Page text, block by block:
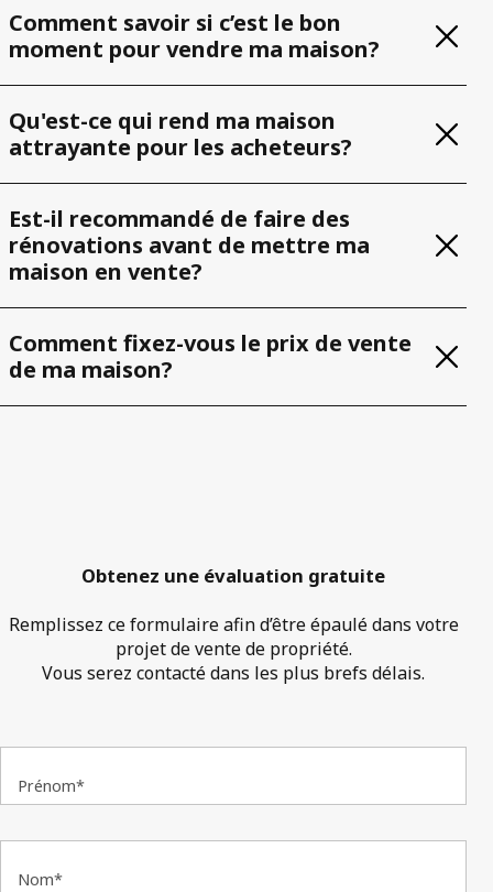
Comment savoir si c’est le bon
moment pour vendre ma maison?
Qu'est-ce qui rend ma maison
attrayante pour les acheteurs?
Est-il recommandé de faire des
rénovations avant de mettre ma
maison en vente?
Comment fixez-vous le prix de vente
de ma maison?
Obtenez une évaluation gratuite
Remplissez ce formulaire afin d’être épaulé dans votre
projet de vente de propriété.
Vous serez contacté dans les plus brefs délais.
Prénom*
Nom*